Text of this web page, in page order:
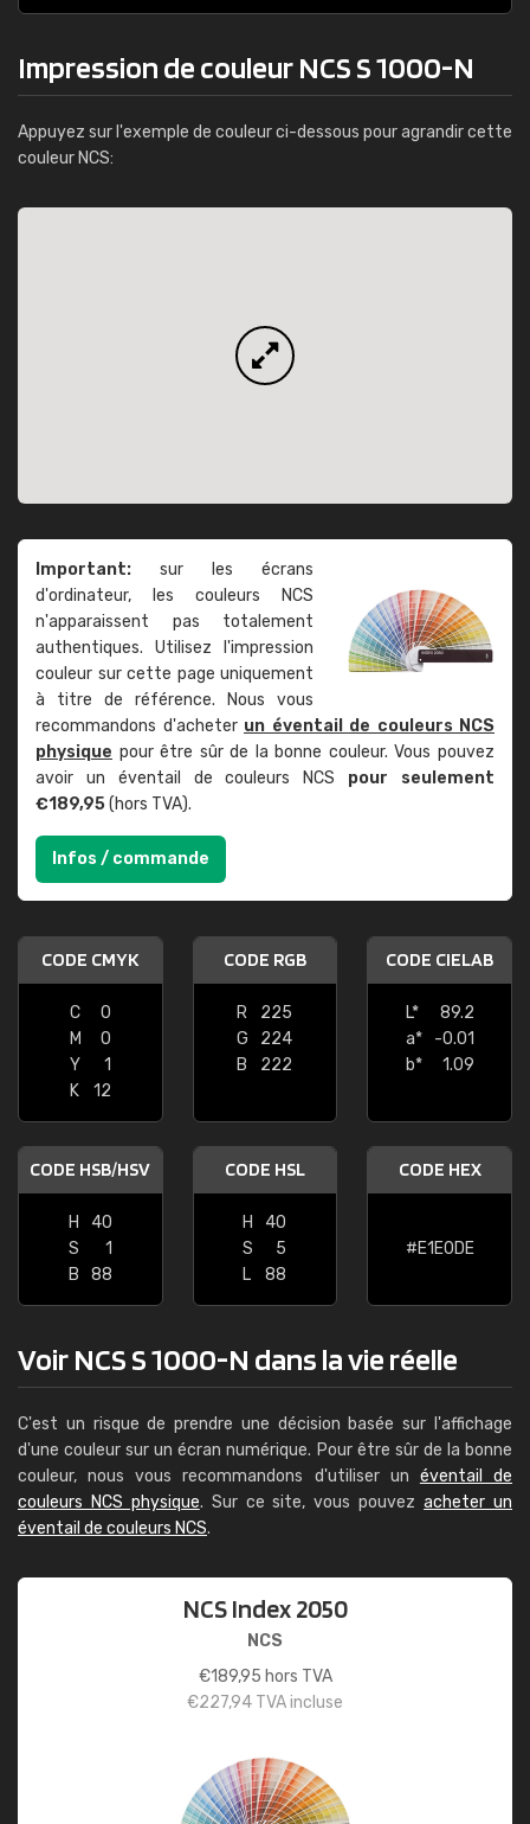
Impression de couleur NCS S 1000-N
Appuyez sur l'exemple de couleur ci-dessous pour agrandir cette
couleur NCS:
Important: sur les écrans
d'ordinateur, les couleurs NCS
n'apparaissent pas totalement
authentiques. Utilisez l'impression
couleur sur cette page uniquement
à titre de référence. Nous vous
recommandons d'acheter un éventail de couleurs NCS
physique pour être sûr de la bonne couleur. Vous pouvez
avoir un éventail de couleurs NCS pour seulement
€189,95(hors TVA).
Infos / commande
CODE CMYK
C
0
M
0
Y
1
K
12
CODE RGB
R
225
G
224
B
222
CODE CIELAB
L*
89.2
a*
-0.01
b*
1.09
CODE HSB/HSV
H
40
S
1
B
88
CODE HSL
H
40
S
5
L
88
CODE HEX
#E1E0DE
Voir NCS S 1000-N dans la vie réelle
C'est un risque de prendre une décision basée sur l'affichage
d'une couleur sur un écran numérique. Pour être sûr de la bonne
couleur, nous vous recommandons d'utiliser un éventail de
couleurs NCS physique. Sur ce site, vous pouvezacheter un
éventail de couleurs NCS.
NCS Index 2050
NCS
€189,95 hors TVA
€227,94 TVA incluse